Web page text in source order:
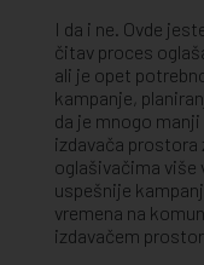
I da i ne. Ovde
čitav proces
ali je opet
kampanje,
da je mnogo
izdavača
oglašivačima više
uspešnije
vremena na
izdavačem